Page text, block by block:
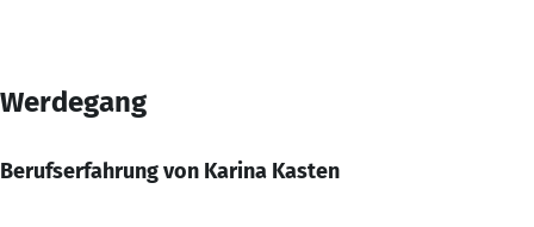
Werdegang
Berufserfahrung von Karina Kasten